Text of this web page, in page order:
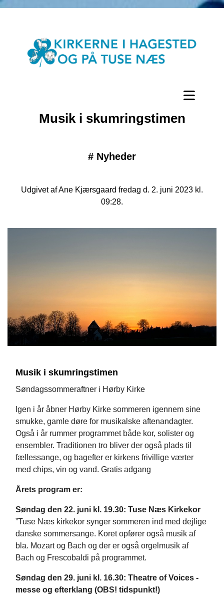
Musik i skumringstimen
# Nyheder
Udgivet af Ane Kjærsgaard fredag d. 2. juni 2023 kl.
09:28.
Musik i skumringstimen
Søndagssommeraftner i Hørby Kirke
Igen i år åbner Hørby Kirke sommeren igennem sine
smukke, gamle døre for musikalske aftenandagter.
Også i år rummer programmet både kor, solister og
ensembler. Traditionen tro bliver der også plads til
fællessange, og bagefter er kirkens frivillige værter
med chips, vin og vand. Gratis adgang
Årets program er:
Søndag den 22. juni kl. 19.30: Tuse Næs Kirkekor
”Tuse Næs kirkekor synger sommeren ind med dejlige
danske sommersange. Koret opfører også musik af
bla. Mozart og Bach og der er også orgelmusik af
Bach og Frescobaldi på programmet.
Søndag den 29. juni kl. 16.30: Theatre of Voices -
messe og efterklang (OBS! tidspunkt!)